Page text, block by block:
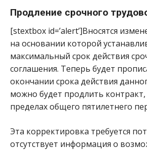
Продление срочного
[stextbox id=’alert’]Вносятся
на основании которой
максимальный срок действия
соглашения. Теперь будет
окончании срока действия
можно будет продлить
пределах общего пятилетнего
Эта корректировка требуется
отсутствует информация о